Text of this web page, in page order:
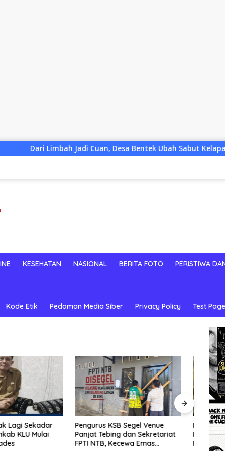
Jadi Cuan, Desa Bentek Ubah Sabut Kelapa Menjadi Peluang
KESEHATAN NASIONAL BERITA FOTO PERISTIWA
Kode Etik Pedoman Media Siber Privacy Policy Test
Segel Venue
dan Sekretariat
Kecewa Emas
KPK Bongkar Korupsi
Digitalisasi SPBU Pertamina
Rp322,18 Miliar, Tiga Tersangka